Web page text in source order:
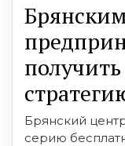
Брянский
серию